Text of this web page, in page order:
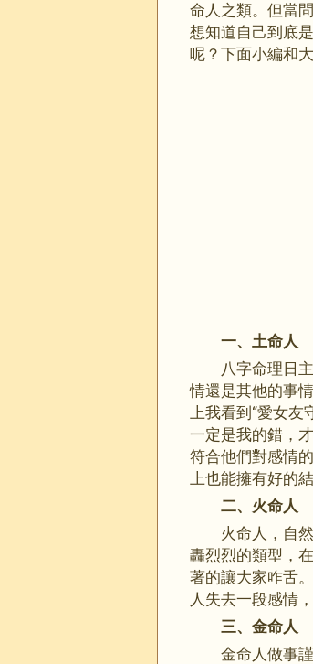
命人之類。但當
想知道自己到底
呢？下面小編和
一、土命人
八字命理日
情還是其他的事
上我看到“愛女友
一定是我的錯，
符合他們對感情
上也能擁有好的
二、火命人
火命人，自
轟烈烈的類型，
著的讓大家咋舌
人失去一段感情
三、金命人
金命人做事